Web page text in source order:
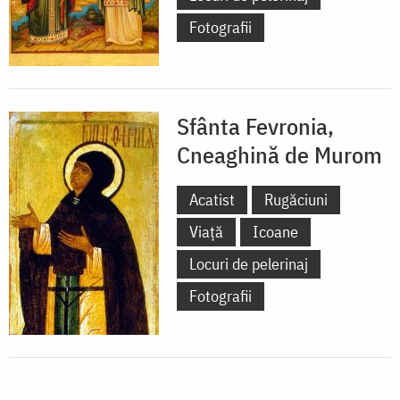
Fotografii
Sfânta Fevronia,
Cneaghină de Murom
Acatist
Rugăciuni
Viață
Icoane
Locuri de pelerinaj
Fotografii